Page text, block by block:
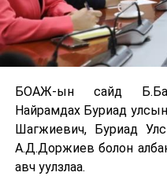
БОАЖ-ын сайд
Найрамдах Буриад
Шагжиевич, Буриад
А.Д.Доржиев болон
авч уулзлаа.